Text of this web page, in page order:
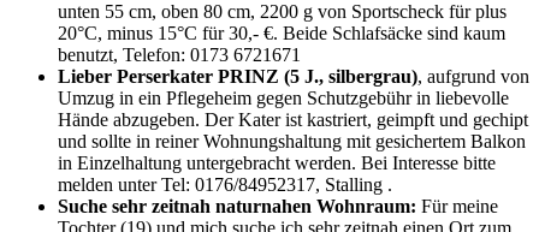
unten 55 cm, oben 80 cm, 2200 g von Sportscheck für plus
20°C, minus 15°C für 30,- €. Beide Schlafsäcke sind kaum
benutzt, Telefon: 0173 6721671
Lieber Perserkater PRINZ (5 J., silbergrau), aufgrund von
Umzug in ein Pflegeheim gegen Schutzgebühr in liebevolle
Hände abzugeben. Der Kater ist kastriert, geimpft und gechipt
und sollte in reiner Wohnungshaltung mit gesichertem Balkon
in Einzelhaltung untergebracht werden. Bei Interesse bitte
melden unter Tel: 0176/84952317, Stalling .
Suche sehr zeitnah naturnahen Wohnraum: Für meine
Tochter (19) und mich suche ich sehr zeitnah einen Ort zum